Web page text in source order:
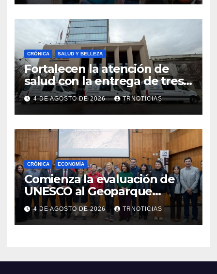
emprendimiento
CRÓNICA SALUD Y BELLEZA
Fortalecen la atención de
salud con la entrega de tres
nuevas ambulancias para
Cauquenes y Sagrada Familia
4 DE AGOSTO DE 2026 TRNOTICIAS
CRÓNICA ECONOMÍA
Comienza la evaluación de
UNESCO al Geoparque
Aspirante Pillanmapu en el
Maule
4 DE AGOSTO DE 2026 TRNOTICIAS